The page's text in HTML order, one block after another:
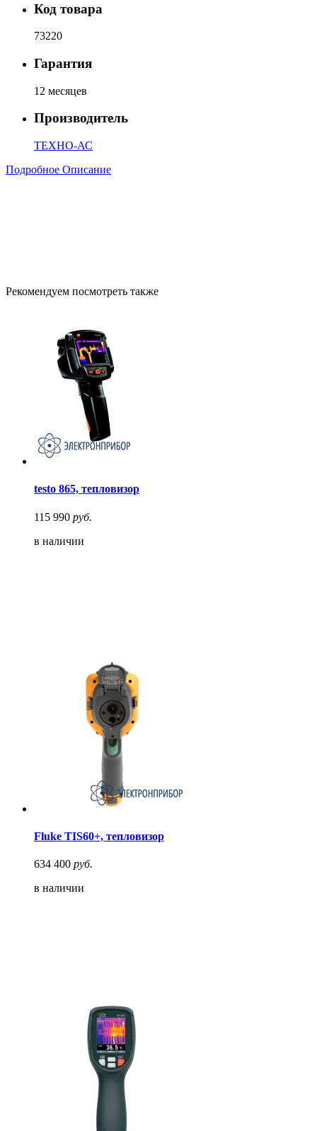
Код товара
73220
Гарантия
12 месяцев
Производитель
ТЕХНО-АС
Подробное Описание
Рекомендуем посмотреть также
testo 865, тепловизор
115 990 руб.
в наличии
Fluke TIS60+, тепловизор
634 400 руб.
в наличии